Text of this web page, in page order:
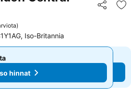
Jaa
)
Iso-Britannia
hinnat
hinnat